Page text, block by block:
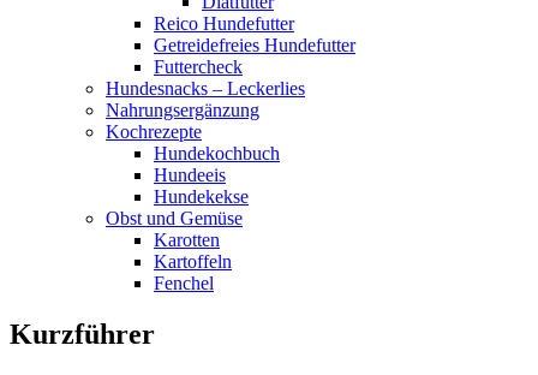
Reico Hundefutter
Getreidefreies Hundefutter
Futtercheck
Hundesnacks – Leckerlies
Nahrungsergänzung
Kochrezepte
Hundekochbuch
Hundeeis
Hundekekse
Obst und Gemüse
Karotten
Kartoffeln
Fenchel
Kurzführer